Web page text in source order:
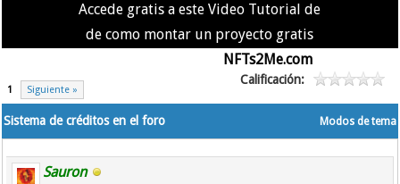
Accede gratis a este Video Tutorial de
de como montar un proyecto gratis
NFTs2Me.com
1 Siguiente »
Calificación:
Modos de tema
Sistema de créditos en el foro
Sauron